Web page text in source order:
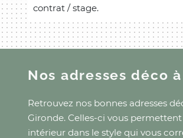
contrat / stage.
Nos adresses déco
Retrouvez nos bonnes adresses
Gironde. Celles-ci vous
intérieur dans le style qui vous